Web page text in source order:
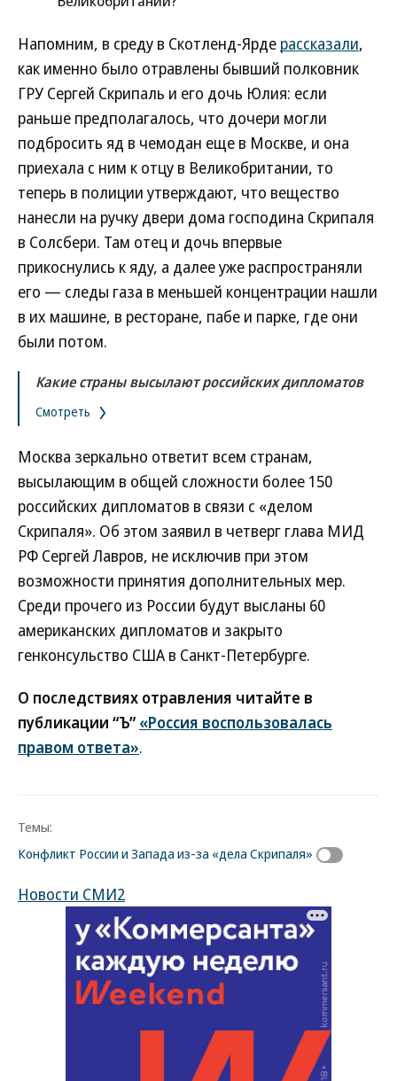
Напомним, в среду в Скотленд-Ярде рассказали,
как именно было отравлены бывший полковник
ГРУ Сергей Скрипаль и его дочь Юлия: если
раньше предполагалось, что дочери могли
подбросить яд в чемодан еще в Москве, и она
приехала с ним к отцу в Великобритании, то
теперь в полиции утверждают, что вещество
нанесли на ручку двери дома господина Скрипаля
в Солсбери. Там отец и дочь впервые
прикоснулись к яду, а далее уже распространяли
его — следы газа в меньшей концентрации нашли
в их машине, в ресторане, пабе и парке, где они
были потом.
Какие страны высылают российских дипломатов
Смотреть
Москва зеркально ответит всем странам,
высылающим в общей сложности более 150
российских дипломатов в связи с «делом
Скрипаля». Об этом заявил в четверг глава МИД
РФ Сергей Лавров, не исключив при этом
возможности принятия дополнительных мер.
Среди прочего из России будут высланы 60
американских дипломатов и закрыто
генконсульство США в Санкт-Петербурге.
О последствиях отравления читайте в
публикации “Ъ” «Россия воспользовалась
правом ответа».
Темы:
Конфликт России и Запада из-за «дела Скрипаля»
Новости СМИ2